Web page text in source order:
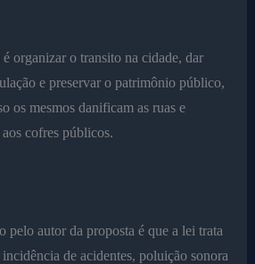
organizar o transito na cidade, dar
e preservar o patrimônio público,
os mesmos danificam as ruas e
cofres públicos.
pelo autor da proposta é que a lei trata
de acidentes, poluição sonora